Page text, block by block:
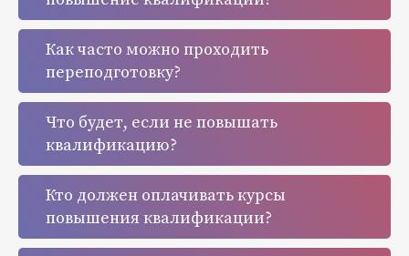
Как часто можно проходить
переподготовку?
Что будет, если не повышать
квалификацию?
Кто должен оплачивать курсы
повышения квалификации?